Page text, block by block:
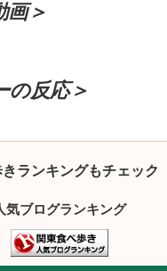
画＞
の反応＞
ランキングもチェック
気ブログランキング